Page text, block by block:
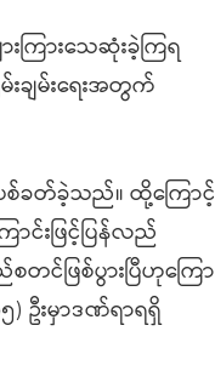
ကြားသေဆုံးခဲ့ကြရ
ချမ်းရေးအတွက်
ပစ်ခတ်ခဲ့သည်။ ထို့ကြောင့်
ာင်းဖြင့်ပြန်လည်
င်ဖြစ်ပွားပြီဟုကြော
ဦးမှာဒဏ်ရာရရှိ